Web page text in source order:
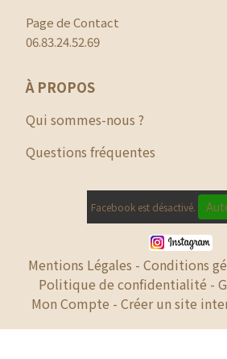
Page de Contact
06.83.24.52.69
À PROPOS
Qui sommes-nous ?
Questions fréquentes
Facebook est désactivé.
Mentions Légales
Conditions
Politique de confidentialité
Mon Compte
Créer un site